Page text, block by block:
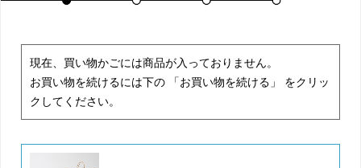
現在、買い物かごには商品が入っておりません。
お買い物を続けるには下の 「お買い物を続ける」 をクリッ
クしてください。